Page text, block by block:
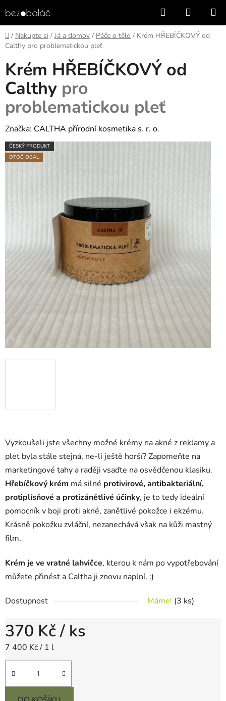
na
obsah
Hledat
KOŠÍK
Domů
/ Nakupte si / Já a domov / Péče o tělo / Krém HŘEBÍČKOVÝ od
Calthy pro problematickou pleť
Vyzkoušeli jste všechny možné krémy na akné z reklamy a
pleť byla stále stejná, ne-li ještě horší? Zapomeňte na
marketingové tahy a raději vsaďte na osvědčenou klasiku.
Hřebíčkový krém má silné protivirové, antibakteriální,
protiplísňové a protizánětlivé účinky, je to tedy ideální
pomocník v boji proti akné, zanětlivé pokožce i ekzému.
Krásně pokožku zvláční, nezanechává však na kůži mastný
film.
Krém je ve vratné lahvičce, kterou k nám po vypotřebování
můžete přinést a Caltha ji znovu naplní. :)
Dostupnost Máme! (3 ks)
370 Kč/ ks
Měrná cena:
7 400 Kč / 1 l
Krém HŘEBÍČKOVÝ od
Calthy pro
problematickou pleť
Značka: CALTHA přírodní kosmetika s. r. o.
ČESKÝ PRODUKT
OTOČ OBAL